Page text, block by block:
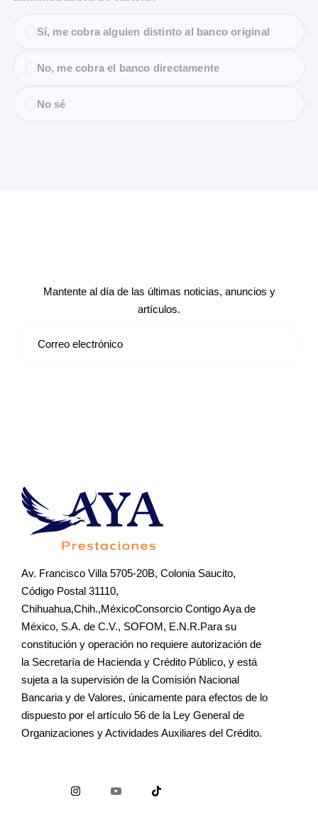
Sí, me cobra alguien distinto al banco original
No, me cobra el banco directamente
No sé
Mantente al día de las últimas noticias, anuncios y
artículos.
Av. Francisco Villa 5705-20B, Colonia Saucito,
Código Postal 31110,
Chihuahua,Chih.,MéxicoConsorcio Contigo Aya de
México, S.A. de C.V., SOFOM, E.N.R.Para su
constitución y operación no requiere autorización de
la Secretaría de Hacienda y Crédito Público, y está
sujeta a la supervisión de la Comisión Nacional
Bancaria y de Valores, únicamente para efectos de lo
dispuesto por el artículo 56 de la Ley General de
Organizaciones y Actividades Auxiliares del Crédito.